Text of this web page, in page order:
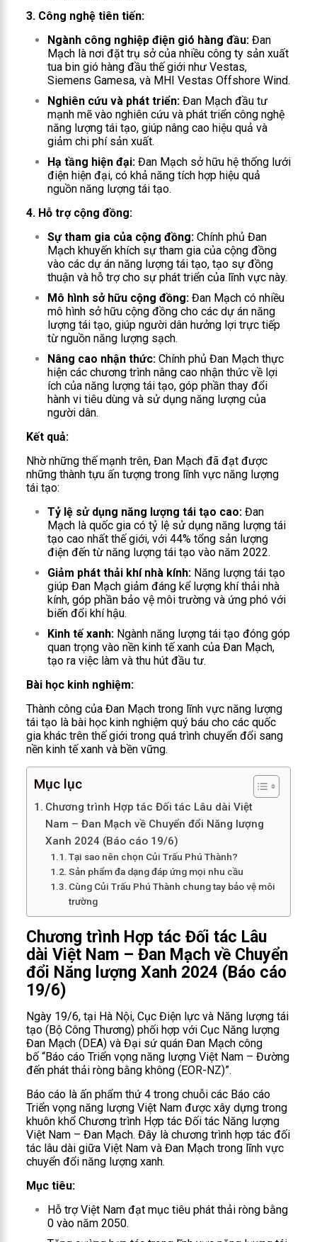
3. Công nghệ tiên tiến:
Ngành công nghiệp điện gió hàng đầu:Đan
Mạch là nơi đặt trụ sở của nhiều công ty sản xuất
tua bin gió hàng đầu thế giới như Vestas,
Siemens Gamesa, và MHI Vestas Offshore Wind.
Nghiên cứu và phát triển:Đan Mạch đầu tư
mạnh mẽ vào nghiên cứu và phát triển công nghệ
năng lượng tái tạo, giúp nâng cao hiệu quả và
giảm chi phí sản xuất.
Hạ tầng hiện đại:Đan Mạch sở hữu hệ thống lưới
điện hiện đại, có khả năng tích hợp hiệu quả
nguồn năng lượng tái tạo.
4. Hỗ trợ cộng đồng:
Sự tham gia của cộng đồng:Chính phủ Đan
Mạch khuyến khích sự tham gia của cộng đồng
vào các dự án năng lượng tái tạo, tạo sự đồng
thuận và hỗ trợ cho sự phát triển của lĩnh vực này.
Mô hình sở hữu cộng đồng:Đan Mạch có nhiều
mô hình sở hữu cộng đồng cho các dự án năng
lượng tái tạo, giúp người dân hưởng lợi trực tiếp
từ nguồn năng lượng sạch.
Nâng cao nhận thức:Chính phủ Đan Mạch thực
hiện các chương trình nâng cao nhận thức về lợi
ích của năng lượng tái tạo, góp phần thay đổi
hành vi tiêu dùng và sử dụng năng lượng của
người dân.
Kết quả:
Nhờ những thế mạnh trên, Đan Mạch đã đạt được
những thành tựu ấn tượng trong lĩnh vực năng lượng
tái tạo:
Tỷ lệ sử dụng năng lượng tái tạo cao:Đan
Mạch là quốc gia có tỷ lệ sử dụng năng lượng tái
tạo cao nhất thế giới, với 44% tổng sản lượng
điện đến từ năng lượng tái tạo vào năm 2022.
Giảm phát thải khí nhà kính:Năng lượng tái tạo
giúp Đan Mạch giảm đáng kể lượng khí thải nhà
kính, góp phần bảo vệ môi trường và ứng phó với
biến đổi khí hậu.
Kinh tế xanh:Ngành năng lượng tái tạo đóng góp
quan trọng vào nền kinh tế xanh của Đan Mạch,
tạo ra việc làm và thu hút đầu tư.
Bài học kinh nghiệm:
Thành công của Đan Mạch trong lĩnh vực năng lượng
tái tạo là bài học kinh nghiệm quý báu cho các quốc
gia khác trên thế giới trong quá trình chuyển đổi sang
nền kinh tế xanh và bền vững.
Mục lục
Chương trình Hợp tác Đối tác Lâu dài Việt
Nam – Đan Mạch về Chuyển đổi Năng lượng
Xanh 2024 (Báo cáo 19/6)
Tại sao nên chọn Củi Trấu Phú Thành?
Sản phẩm đa dạng đáp ứng mọi nhu cầu
Cùng Củi Trấu Phú Thành chung tay bảo vệ môi
trường
Chương trình Hợp tác Đối tác Lâu
dài Việt Nam – Đan Mạch về Chuyển
đổi Năng lượng Xanh 2024 (Báo cáo
19/6)
Ngày 19/6, tại Hà Nội, Cục Điện lực và Năng lượng tái
tạo (Bộ Công Thương) phối hợp với Cục Năng lượng
Đan Mạch (DEA) và Đại sứ quán Đan Mạch công
bố “Báo cáo Triển vọng năng lượng Việt Nam – Đường
đến phát thải ròng bằng không (EOR-NZ)”.
Báo cáo là ấn phẩm thứ 4 trong chuỗi các Báo cáo
Triển vọng năng lượng Việt Nam được xây dựng trong
khuôn khổ Chương trình Hợp tác Đối tác Năng lượng
Việt Nam – Đan Mạch. Đây là chương trình hợp tác đối
tác lâu dài giữa Việt Nam và Đan Mạch trong lĩnh vực
chuyển đổi năng lượng xanh.
Mục tiêu:
Hỗ trợ Việt Nam đạt mục tiêu phát thải ròng bằng
0 vào năm 2050.